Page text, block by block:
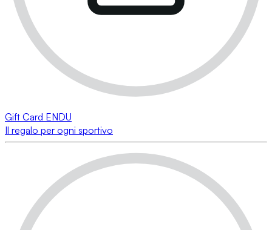
Gift Card ENDU
Il regalo per ogni sportivo